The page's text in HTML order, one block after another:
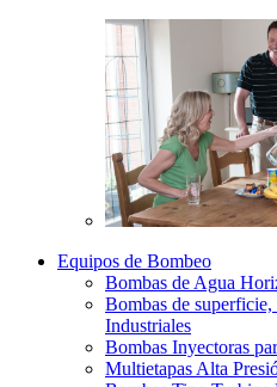
Equipos de Bombeo
Bombas de Agua
Bombas de
Industriales
Bombas Inyectoras
Multietapas Alta